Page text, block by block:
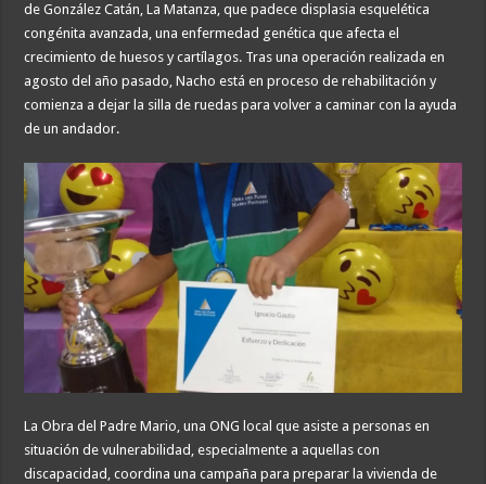
de González Catán, La Matanza, que padece displasia esquelética
congénita avanzada, una enfermedad genética que afecta el
crecimiento de huesos y cartílagos. Tras una operación realizada en
agosto del año pasado, Nacho está en proceso de rehabilitación y
comienza a dejar la silla de ruedas para volver a caminar con la ayuda
de un andador.
La Obra del Padre Mario, una ONG local que asiste a personas en
situación de vulnerabilidad, especialmente a aquellas con
discapacidad, coordina una campaña para preparar la vivienda de